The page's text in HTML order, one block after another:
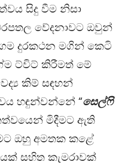
සිදු වීම නිසා
වේදනාවට ඔවුන්
දුරකථන මගින් කෙටි
ට්විට් කිරීමත් මේ
කිම් සඳහන්
හඳුන්වන්නේ “සෙල්ෆි
මිදීමට ඇති
ඔහු අමතක කළේ
සහිත කැමරාවක්